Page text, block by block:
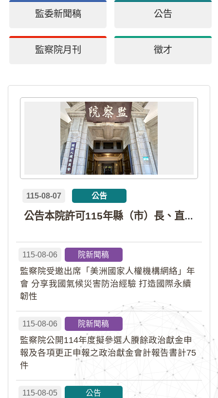
監委新聞稿 公告
監察院月刊 徵才
公告本院許可115年縣（市）長、直轄市議員、縣（市）議員擬參選人開立政治獻金專戶共計4戶。各專戶得收受政治獻金期間為自專戶許可設立日起至115年11月27日止，專戶名冊詳如附件。
115-08-07 公告
115-08-06 院新聞稿
監察院受邀出席「美洲國家人權機構網絡」年
會 分享我國氣候災害防治經驗 打造國際永續
韌性
115-08-06 院新聞稿
監察院公開114年度擬參選人賸餘政治獻金申
報及各項更正申報之政治獻金會計報告書計75
件
115-08-05 公告